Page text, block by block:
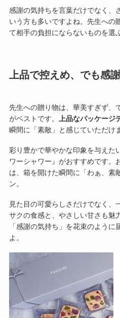
感謝の気持ちを言葉だけでなく、
いう方も多いですよね。先生への
て相手の負担にならないものを選
上品で控えめ、でも感
先生への贈り物は、華美すぎず、
がベストです。 上品なパッケージ
瞬間に「素敵」と感じていただけ
彩り豊かで華やかな印象を与えた
ワーシャワー』がおすすめです。
は、箱を開けた瞬間に「わぁ、素
ン。
見た目の可愛らしさだけでなく、
サクの食感と、やさしい甘さも魅
「感謝の気持ち」を花束のよう
よ。